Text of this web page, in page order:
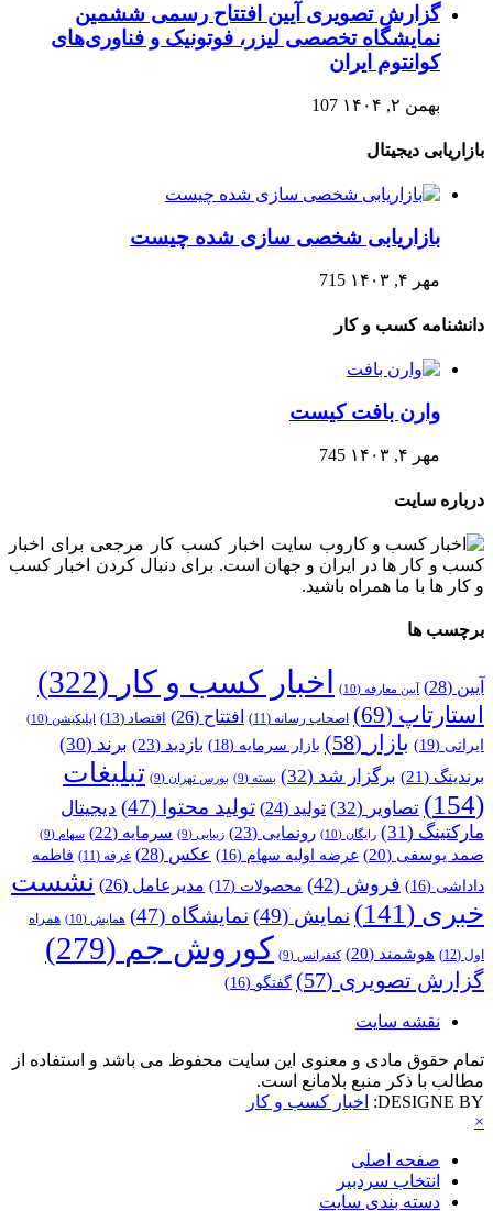
گزارش تصویری آیین افتتاح رسمی ششمین
نمایشگاه تخصصی لیزر، فوتونیک و فناوری‌های
کوانتوم ایران
بهمن ۲, ۱۴۰۴ 107
بازاریابی دیجیتال
بازاریابی شخصی سازی شده چیست
مهر ۴, ۱۴۰۳ 715
دانشنامه کسب و کار
وارن بافت کیست
مهر ۴, ۱۴۰۳ 745
درباره سایت
وب سایت اخبار کسب کار مرجعی برای اخبار
کسب و کار ها در ایران و جهان است. برای دنبال کردن اخبار کسب
و کار ها با ما همراه باشید.
برچسب ها
آیین (28) آیین معارفه (10) اخبار کسب و کار (322)
استارتاپ (69) اصحاب رسانه (11) افتتاح (26) اقتصاد (13) اپلیکیشن (10)
ایرانی (19) بازار (58) بازار سرمایه (18) بازدید (23) برند (30)
برندینگ (21) برگزار شد (32) بسته (9) بورس تهران (9)
تبلیغات
(154)
تصاویر (32) تولید (24) تولید محتوا (47)
دیجیتال
مارکتینگ (31) رایگان (10) رونمایی (23) زیبایی (9) سرمایه (22) سهام (9)
صمد یوسفی (20) عرضه اولیه سهام (16) عکس (28) غرفه (11)
فاطمه
داداشی (16) فروش (42) محصولات (17) مدیرعامل (26)
نشست
خبری (141) نمایش (49) نمایشگاه (47) همایش (10) همراه
اول (12) هوشمند (20) کنفرانس (9) کوروش جم (279)
گزارش تصویری (57) گفتگو (16)
نقشه سایت
تمام حقوق مادی و معنوی این سایت محفوظ می باشد و استفاده از
مطالب با ذکر منبع بلامانع است.
DESIGNE BY:
اخبار کسب و کار
×
صفحه اصلی
انتخاب سردبیر
دسته بندی سایت